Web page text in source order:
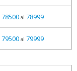
78500al 78999
79500al 79999